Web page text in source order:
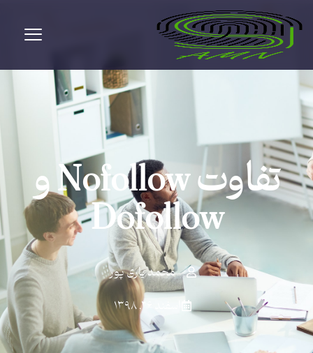
تفاوت Nofollow و
Dofollow
محمد یاری پور
اسفند ۲۶, ۱۳۹۸